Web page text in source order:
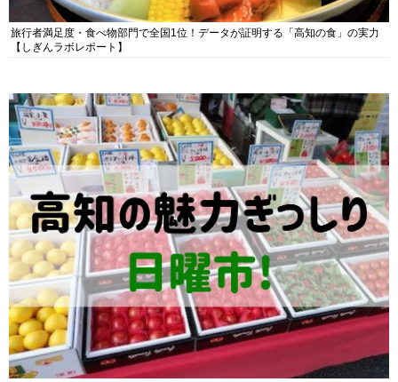
旅行者満足度・食べ物部門で全国1位！データが証明する「高知の食」の実力
【しぎんラボレポート】